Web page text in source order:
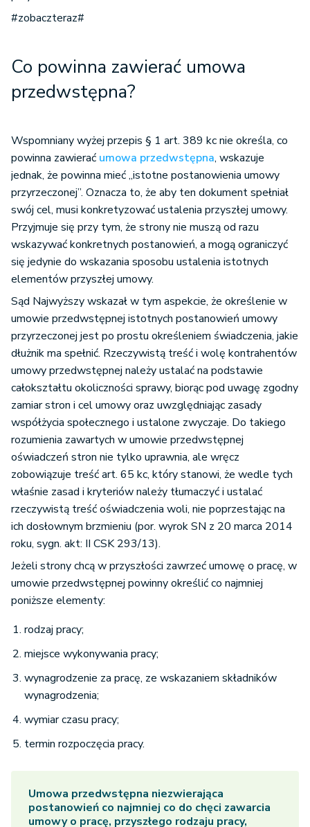
#zobaczteraz#
Co powinna zawierać umowa
przedwstępna?
Wspomniany wyżej przepis § 1 art. 389 kc nie określa, co
powinna zawierać umowa przedwstępna, wskazuje
jednak, że powinna mieć „istotne postanowienia umowy
przyrzeczonej”. Oznacza to, że aby ten dokument spełniał
swój cel, musi konkretyzować ustalenia przyszłej umowy.
Przyjmuje się przy tym, że strony nie muszą od razu
wskazywać konkretnych postanowień, a mogą ograniczyć
się jedynie do wskazania sposobu ustalenia istotnych
elementów przyszłej umowy.
Sąd Najwyższy wskazał w tym aspekcie, że określenie w
umowie przedwstępnej istotnych postanowień umowy
przyrzeczonej jest po prostu określeniem świadczenia, jakie
dłużnik ma spełnić. Rzeczywistą treść i wolę kontrahentów
umowy przedwstępnej należy ustalać na podstawie
całokształtu okoliczności sprawy, biorąc pod uwagę zgodny
zamiar stron i cel umowy oraz uwzględniając zasady
współżycia społecznego i ustalone zwyczaje. Do takiego
rozumienia zawartych w umowie przedwstępnej
oświadczeń stron nie tylko uprawnia, ale wręcz
zobowiązuje treść art. 65 kc, który stanowi, że wedle tych
właśnie zasad i kryteriów należy tłumaczyć i ustalać
rzeczywistą treść oświadczenia woli, nie poprzestając na
ich dosłownym brzmieniu (por. wyrok SN z 20 marca 2014
roku, sygn. akt: II CSK 293/13).
Jeżeli strony chcą w przyszłości zawrzeć umowę o pracę, w
umowie przedwstępnej powinny określić co najmniej
poniższe elementy:
rodzaj pracy;
miejsce wykonywania pracy;
wynagrodzenie za pracę, ze wskazaniem składników
wynagrodzenia;
wymiar czasu pracy;
termin rozpoczęcia pracy.
Umowa przedwstępna niezwierająca
postanowień co najmniej co do chęci zawarcia
umowy o pracę, przyszłego rodzaju pracy,